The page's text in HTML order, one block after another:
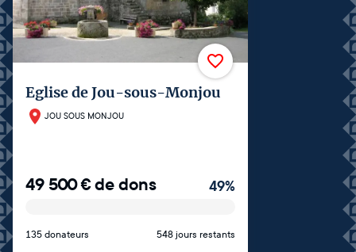
Eglise de Jou-sous-Monjou
JOU SOUS MONJOU
49 500€de dons 49%
135 donateurs 548 jours restants